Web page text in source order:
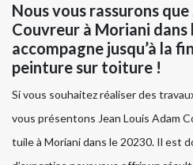
Nous vous rassurons
Couvreur à Moriani dans
accompagne jusqu’à la
peinture sur toiture !
Si vous souhaitez réaliser des
vous présentons Jean Louis Adam
tuile à Moriani dans le 20230. Il est